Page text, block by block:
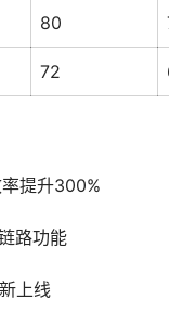
80
72
提升300%
路功能
上线